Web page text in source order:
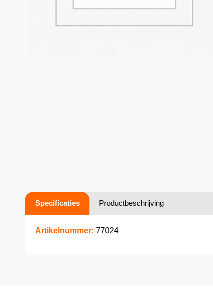
Specificaties Productbeschrijving
Artikelnummer: 77024